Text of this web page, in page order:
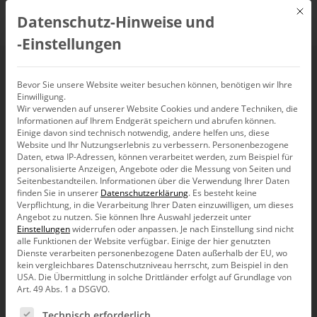
Traveling Salesman
Problem
Mit
Datenschutz-Hinweise und
‑Einstellungen
Bevor Sie unsere Website weiter besuchen können, benötigen wir Ihre
Einwilligung.
Wir verwenden auf unserer Website Cookies und andere Techniken, die
Informationen auf Ihrem Endgerät speichern und abrufen können.
Einige davon sind technisch notwendig, andere helfen uns, diese
Website und Ihr Nutzungserlebnis zu verbessern. Personenbezogene
Daten, etwa IP-Adressen, können verarbeitet werden, zum Beispiel für
personalisierte Anzeigen, Angebote oder die Messung von Seiten und
Seitenbestandteilen. Informationen über die Verwendung Ihrer Daten
finden Sie in unserer Datenschutzerklärung. Es besteht keine
Verpflichtung, in die Verarbeitung Ihrer Daten einzuwilligen, um dieses
Angebot zu nutzen.Sie können Ihre Auswahl jederzeit unter
Einstellungenwiderrufen oder anpassen. Je nach Einstellung sind nicht
alle Funktionen der Website verfügbar. Einige der hier genutzten
Dienste verarbeiten personenbezogene Daten außerhalb der EU, wo
kein vergleichbares Datenschutzniveau herrscht, zum Beispiel in den
USA. Die Übermittlung in solche Drittländer erfolgt auf Grundlage von
Art. 49 Abs. 1 a DSGVO.
Es folgt eine Liste der Service-Gruppen, für die eine